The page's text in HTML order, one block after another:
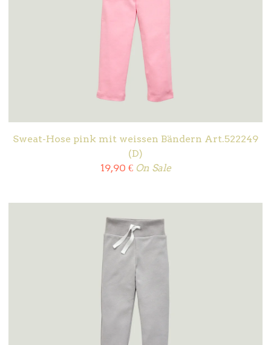
Sweat-Hose pink mit weissen Bändern Art.522249
(D)
19,90 € On Sale